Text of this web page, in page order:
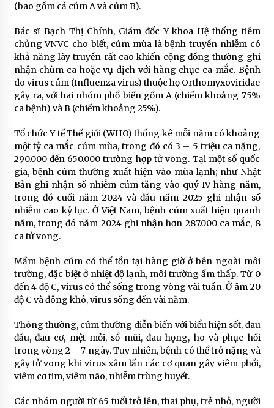
(bao gồm cả cúm A và cúm B).
Bác sĩ Bạch Thị Chính, Giám đốc Y khoa Hệ thống tiêm
chủng VNVC cho biết, cúm mùa là bệnh truyền nhiễm có
khả năng lây truyền rất cao khiến cộng đồng thường ghi
nhận chùm ca hoặc vụ dịch với hàng chục ca mắc. Bệnh
do virus cúm (Influenza virus) thuộc họ Orthomyxoviridae
gây ra, với hai nhóm phổ biến gồm A (chiếm khoảng 75%
ca bệnh) và B (chiếm khoảng 25%).
Tổ chức Y tế Thế giới (WHO) thống kê mỗi năm có khoảng
một tỷ ca mắc cúm mùa, trong đó có 3 – 5 triệu ca nặng,
290.000 đến 650.000 trường hợp tử vong. Tại một số quốc
gia, bệnh cúm thường xuất hiện vào mùa lạnh; như Nhật
Bản ghi nhận số nhiễm cúm tăng vào quý IV hàng năm,
trong đó cuối năm 2024 và đầu năm 2025 ghi nhận số
nhiễm cao kỷ lục. Ở Việt Nam, bệnh cúm xuất hiện quanh
năm, trong đó năm 2024 ghi nhận hơn 287.000 ca mắc, 8
ca tử vong.
Mầm bệnh cúm có thể tồn tại hàng giờ ở bên ngoài môi
trường, đặc biệt ở nhiệt độ lạnh, môi trường ẩm thấp. Từ 0
đến 4 độ C, virus có thể sống trong vòng vài tuần. Ở âm 20
độ C và đông khô, virus sống đến vài năm.
Thông thường, cúm thường diễn biến với biểu hiện sốt, đau
đầu, đau cơ, mệt mỏi, sổ mũi, đau họng, ho và phục hồi
trong vòng 2 – 7 ngày. Tuy nhiên, bệnh có thể trở nặng và
gây tử vong khi virus xâm lấn các cơ quan gây viêm phổi,
viêm cơ tim, viêm não, nhiễm trùng huyết.
Các nhóm người từ 65 tuổi trở lên, thai phụ, trẻ nhỏ, người